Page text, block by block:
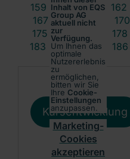
159
160 161 162
167
168 169 170
175
176 178
183
184 185 186
Inhalt von EQS
Group AG
aktuell nicht
zur
Verfügung.
Um Ihnen das
optimale
Nutzererlebnis
zu
ermöglichen,
bitten wir Sie
Ihre Cookie-
Einstellungen
anzupassen.
Marketing-
Cookies
akzeptieren
Kursentwicklung